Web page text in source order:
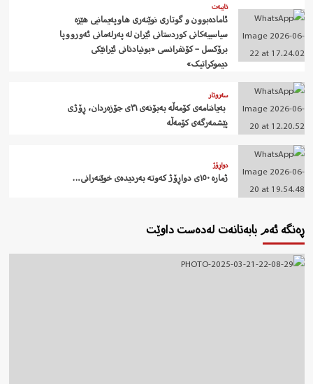
تایبەت
ئامادەبوون و گوتاری نوێنەری هاوپەیمانیی هێزە
سیاسییەکانی کوردستانی ئێران لە پەرلەمانی ئەورووپا
برۆکسل – کۆنفرانسی «بونیادنانی ئێرانێکی
دیموکراتیک»
سەروتار
‍ بەیاننامەی کۆمەڵە بەبۆنەی ٣١ی جۆزەردان، ڕۆژی
پێشمەرگەی کۆمەڵە
دواڕۆژ
ژمارە ١٥٠ی دواڕۆژ کەوتە بەردیدەی خوێنەرانی…
ڕەنگە ئەم بابەتانەت لەدەست داوێت